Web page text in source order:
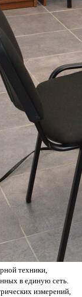
техники,
в единую сеть.
измерений,